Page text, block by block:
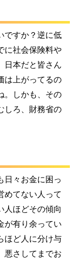
ですか？逆に低
に社会保険料や
日本だと皆さん
は上がってるの
。しかも、その
しろ、財務省の
日々お金に困っ
めてない人って
人ほどその傾向
が有り余ってい
ほど人に分け与
悪さしてまでお